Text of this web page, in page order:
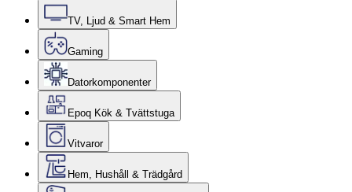
TV, Ljud & Smart Hem
Gaming
Datorkomponenter
Epoq Kök & Tvättstuga
Vitvaror
Hem, Hushåll & Trädgård